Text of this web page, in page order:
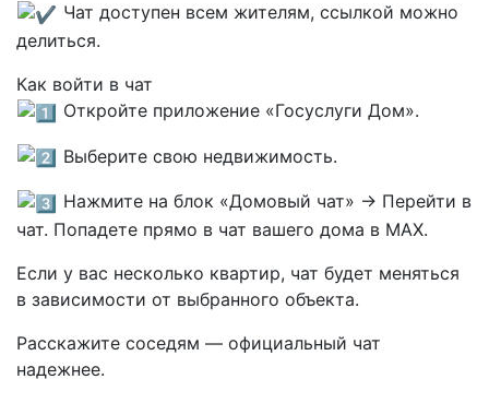
Чат доступен всем жителям, ссылкой можно
делиться.
Как войти в чат
Откройте приложение «Госуслуги Дом».
Выберите свою недвижимость.
Нажмите на блок «Домовый чат» → Перейти в
чат. Попадете прямо в чат вашего дома в MAX.
Если у вас несколько квартир, чат будет меняться
в зависимости от выбранного объекта.
Расскажите соседям — официальный чат
надежнее.